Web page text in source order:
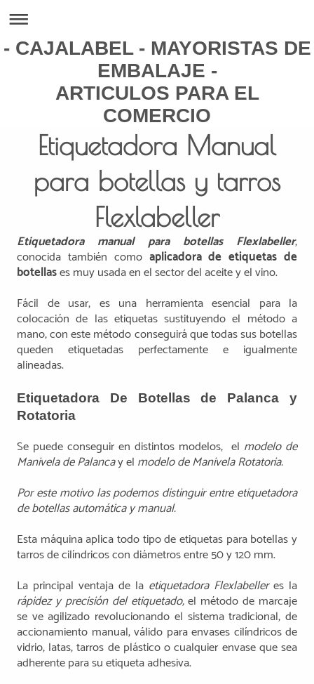
- CAJALABEL - MAYORISTAS DE
EMBALAJE -
ARTICULOS PARA EL
COMERCIO
Etiquetadora Manual
para botellas y tarros
Flexlabeller
Etiquetadora manual para botellas Flexlabeller,
conocida también como aplicadora de etiquetas de
botellases muy usada en el sector del aceite y el vino.
Fácil de usar, es una herramienta esencial para la
colocación de las etiquetas sustituyendo el método a
mano, con este método conseguirá que todas sus botellas
queden etiquetadas perfectamente e igualmente
alineadas.
Etiquetadora De Botellas de Palanca y
Rotatoria
Se puede conseguir en distintos modelos, el modelo de
Manivela de Palancay el modelo de Manivela Rotatoria.
Por este motivo las podemos distinguir entre etiquetadora
de botellas automática y manual.
Esta máquina aplica todo tipo de etiquetas para botellas y
tarros de cilíndricos con diámetros entre 50 y 120 mm.
La principal ventaja de la etiquetadora Flexlabelleres la
rápidez y precisión del etiquetado,el método de marcaje
se ve agilizado revolucionando el sistema tradicional, de
accionamiento manual, válido para envases cilíndricos de
vidrio, latas, tarros de plástico o cualquier envase que sea
adherente para su etiqueta adhesiva.